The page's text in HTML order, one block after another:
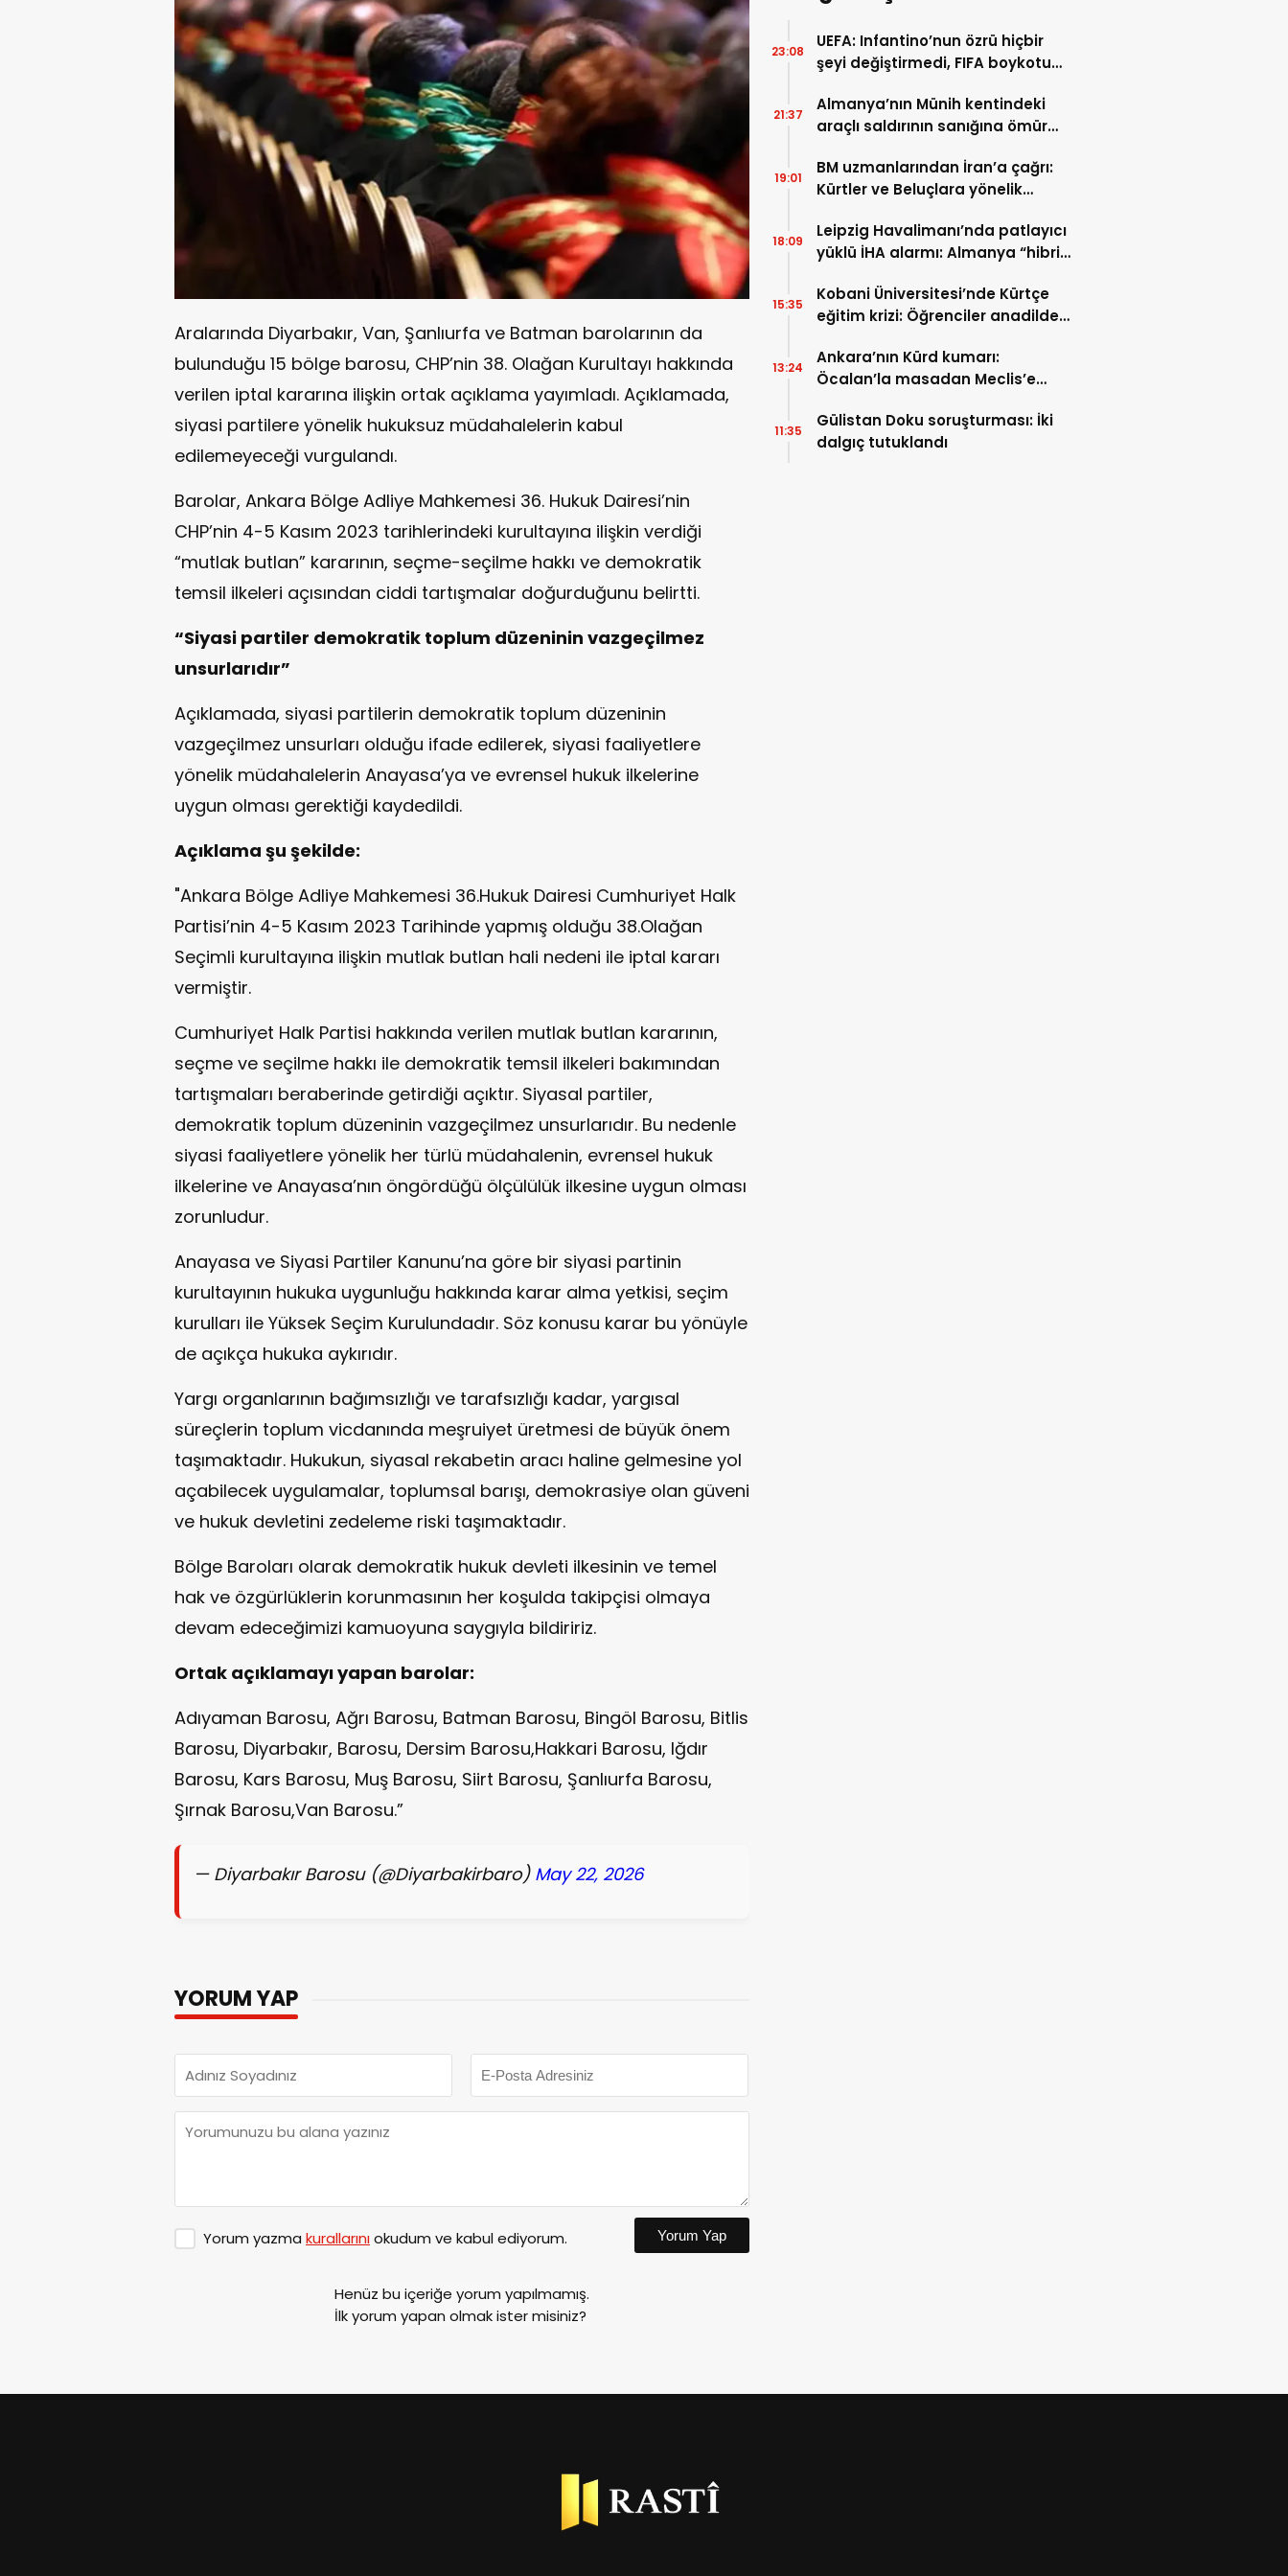
Aralarında Diyarbakır, Van, Şanlıurfa ve Batman barolarının da
bulunduğu 15 bölge barosu, CHP’nin 38. Olağan Kurultayı hakkında
verilen iptal kararına ilişkin ortak açıklama yayımladı. Açıklamada,
siyasi partilere yönelik hukuksuz müdahalelerin kabul
edilemeyeceği vurgulandı.
Barolar, Ankara Bölge Adliye Mahkemesi 36. Hukuk Dairesi’nin
CHP’nin 4-5 Kasım 2023 tarihlerindeki kurultayına ilişkin verdiği
“mutlak butlan” kararının, seçme-seçilme hakkı ve demokratik
temsil ilkeleri açısından ciddi tartışmalar doğurduğunu belirtti.
“Siyasi partiler demokratik toplum düzeninin vazgeçilmez
unsurlarıdır”
Açıklamada, siyasi partilerin demokratik toplum düzeninin
vazgeçilmez unsurları olduğu ifade edilerek, siyasi faaliyetlere
yönelik müdahalelerin Anayasa’ya ve evrensel hukuk ilkelerine
uygun olması gerektiği kaydedildi.
Açıklama şu şekilde:
"Ankara Bölge Adliye Mahkemesi 36.Hukuk Dairesi Cumhuriyet Halk
Partisi’nin 4-5 Kasım 2023 Tarihinde yapmış olduğu 38.Olağan
Seçimli kurultayına ilişkin mutlak butlan hali nedeni ile iptal kararı
vermiştir.
Cumhuriyet Halk Partisi hakkında verilen mutlak butlan kararının,
seçme ve seçilme hakkı ile demokratik temsil ilkeleri bakımından
tartışmaları beraberinde getirdiği açıktır. Siyasal partiler,
demokratik toplum düzeninin vazgeçilmez unsurlarıdır. Bu nedenle
siyasi faaliyetlere yönelik her türlü müdahalenin, evrensel hukuk
ilkelerine ve Anayasa’nın öngördüğü ölçülülük ilkesine uygun olması
zorunludur.
Anayasa ve Siyasi Partiler Kanunu’na göre bir siyasi partinin
kurultayının hukuka uygunluğu hakkında karar alma yetkisi, seçim
kurulları ile Yüksek Seçim Kurulundadır. Söz konusu karar bu yönüyle
de açıkça hukuka aykırıdır.
Yargı organlarının bağımsızlığı ve tarafsızlığı kadar, yargısal
süreçlerin toplum vicdanında meşruiyet üretmesi de büyük önem
taşımaktadır. Hukukun, siyasal rekabetin aracı haline gelmesine yol
açabilecek uygulamalar, toplumsal barışı, demokrasiye olan güveni
ve hukuk devletini zedeleme riski taşımaktadır.
Bölge Baroları olarak demokratik hukuk devleti ilkesinin ve temel
hak ve özgürlüklerin korunmasının her koşulda takipçisi olmaya
devam edeceğimizi kamuoyuna saygıyla bildiririz.
Ortak açıklamayı yapan barolar:
Adıyaman Barosu, Ağrı Barosu, Batman Barosu, Bingöl Barosu, Bitlis
Barosu, Diyarbakır, Barosu, Dersim Barosu,Hakkari Barosu, Iğdır
Barosu, Kars Barosu, Muş Barosu, Siirt Barosu, Şanlıurfa Barosu,
Şırnak Barosu,Van Barosu.”
— Diyarbakır Barosu (@Diyarbakirbaro) May 22, 2026
YORUM YAP
Yorum yazma kurallarınıokudum ve kabul ediyorum. Yorum Yap
Henüz bu içeriğe yorum yapılmamış.
İlk yorum yapan olmak ister misiniz?
UEFA: Infantino’nun özrü hiçbir
şeyi değiştirmedi, FIFA boykotu
23:08
Almanya’nın Münih kentindeki
araçlı saldırının sanığına ömür
21:37
BM uzmanlarından İran’a çağrı:
Kürtler ve Beluçlara yönelik
19:01
Leipzig Havalimanı’nda patlayıcı
yüklü İHA alarmı: Almanya “hibrit
18:09
Kobani Üniversitesi’nde Kürtçe
eğitim krizi: Öğrenciler anadilde
15:35
Ankara’nın Kürd kumarı:
Öcalan’la masadan Meclis’e
13:24
Gülistan Doku soruşturması: İki
dalgıç tutuklandı
11:35